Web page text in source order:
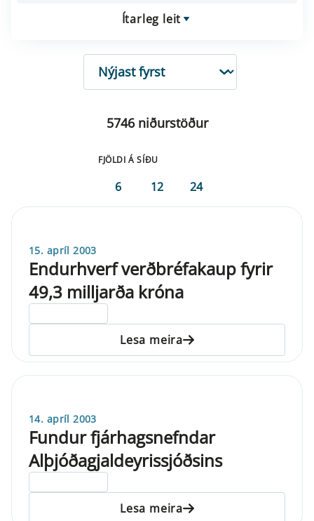
Ítarleg leit
RÖÐUN
5746 niðurstöður
FJÖLDI Á SÍÐU
6 12 24
15. apríl 2003
Endurhverf verðbréfakaup fyrir
49,3 milljarða króna
Lesa meira
14. apríl 2003
Fundur fjárhagsnefndar
Alþjóðagjaldeyrissjóðsins
Lesa meira